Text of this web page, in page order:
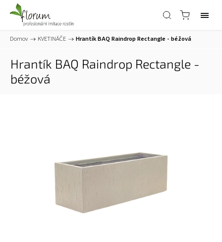
Domov / KVETINÁČE / Hrantík BAQ Raindrop Rectangle - béžová
Hrantík BAQ Raindrop Rectangle -
béžová